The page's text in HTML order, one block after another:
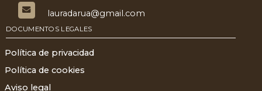
lauradarua@gmail.com
DOCUMENTOS LEGALES
Política de privacidad
Política de cookies
Aviso legal